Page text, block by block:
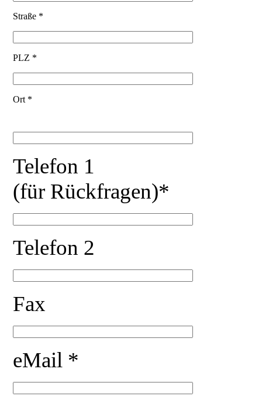
Straße *
PLZ *
Ort *
Telefon 1
(für Rückfragen)*
Telefon 2
Fax
eMail *